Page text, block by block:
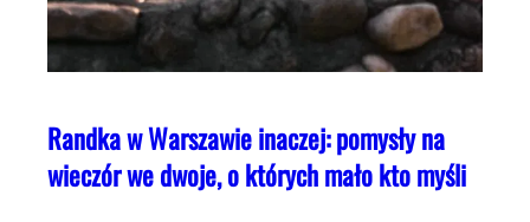
Randka w Warszawie inaczej: pomysły na
wieczór we dwoje, o których mało kto myśli